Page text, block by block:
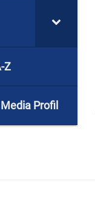
Z
Profil